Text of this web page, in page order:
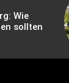
Wie
sollten